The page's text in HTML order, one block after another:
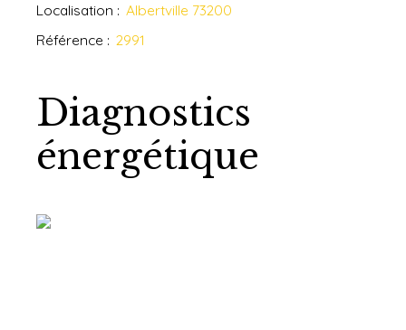
Localisation : Albertville 73200
Référence : 2991
Diagnostics
énergétique